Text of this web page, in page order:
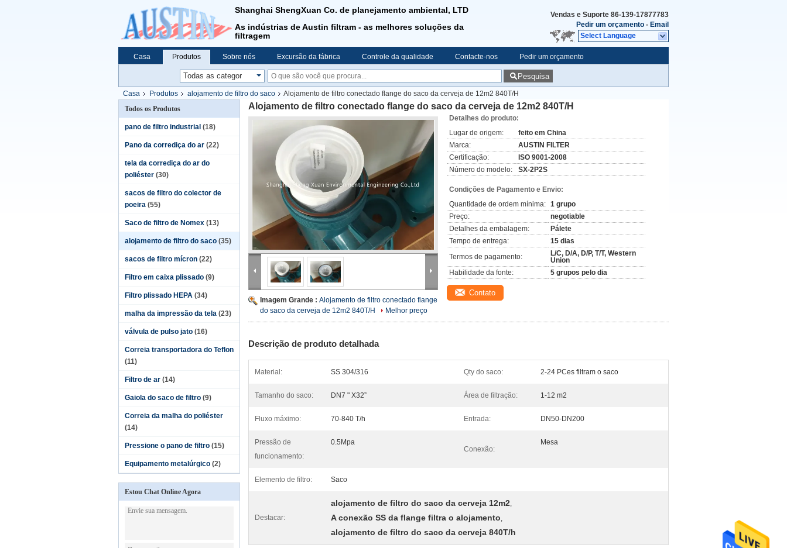
Shanghai ShengXuan Co. de planejamento ambiental, LTD
As indústrias de Austin filtram - as melhores soluções da
filtragem
Vendas e Suporte 86-139-17877783
Pedir um orçamento - Email
Select Language
Casa Produtos Sobre nós Excursão da fábrica Controle da qualidade Contacte-nos Pedir um orçamento
Pesquisa
Casa Produtos alojamento de filtro do saco
Alojamento de filtro conectado flange do saco da cerveja de 12m2 840T/H
Todos os Produtos
pano de filtro industrial (18)
Pano da corrediça do ar (22)
tela da corrediça do ar do
poliéster (30)
sacos de filtro do colector de
poeira (55)
Saco de filtro de Nomex (13)
alojamento de filtro do saco (35)
sacos de filtro mícron (22)
Filtro em caixa plissado (9)
Filtro plissado HEPA (34)
malha da impressão da tela (23)
válvula de pulso jato (16)
Correia transportadora do Teflon
(11)
Filtro de ar (14)
Gaiola do saco de filtro (9)
Correia da malha do poliéster
(14)
Pressione o pano de filtro (15)
Equipamento metalúrgico (2)
Estou Chat Online Agora
Alojamento de filtro conectado flange do saco da cerveja de 12m2 840T/H
Imagem Grande : Alojamento de filtro conectado flange
do saco da cerveja de 12m2 840T/H
Melhor preço
Detalhes do produto:
Lugar de origem:
feito em China
Marca:
AUSTIN FILTER
Certificação:
ISO 9001-2008
Número do modelo:
SX-2P2S
Condições de Pagamento e Envio:
Quantidade de ordem mínima: 1 grupo
Preço:
negotiable
Detalhes da embalagem:
Pálete
Tempo de entrega:
15 dias
Termos de pagamento:
L/C, D/A, D/P, T/T, Western
Union
Habilidade da fonte:
5 grupos pelo dia
Contato
Descrição de produto detalhada
Material: SS 304/316 Qty do saco: 2-24 PCes filtram o saco
Tamanho do saco: DN7 " X32” Área de filtração: 1-12 m2
Fluxo máximo: 70-840 T/h Entrada: DN50-DN200
Pressão de
funcionamento:
0.5Mpa
Conexão:
Mesa
Elemento de filtro: Saco
Destacar:
alojamento de filtro do saco da cerveja 12m2,
A conexão SS da flange filtra o alojamento,
alojamento de filtro do saco da cerveja 840T/h